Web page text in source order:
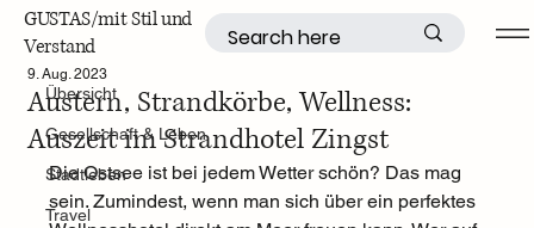
GUSTAS/mit Stil und
Verstand
Übersicht
Gesellschaft & Leben
Stadtleben
Travel
Übersicht
Austern, Strandkörbe, Wellness:
Auszeit im Strandhotel Zingst
9. Aug. 2023
Die Ostsee ist bei jedem Wetter schön? Das mag
sein. Zumindest, wenn man sich über ein perfektes